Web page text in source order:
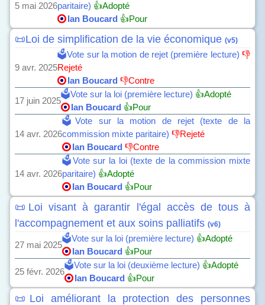
5 mai 2026paritaire) 👍Adopté
Ian Boucard 👍Pour
📜Loi de simplification de la vie économique (v5)
9 avr. 2025
🗳️Vote sur la motion de rejet (première lecture) 👎
Rejeté
Ian Boucard 👎Contre
17 juin 2025
🗳️Vote sur la loi (première lecture) 👍Adopté
Ian Boucard 👍Pour
14 avr. 2026
🗳️Vote sur la motion de rejet (texte de la
commission mixte paritaire) 👎Rejeté
Ian Boucard 👎Contre
14 avr. 2026
🗳️Vote sur la loi (texte de la commission mixte
paritaire) 👍Adopté
Ian Boucard 👍Pour
📜Loi visant à garantir l'égal accès de tous à
l'accompagnement et aux soins palliatifs (v6)
27 mai 2025
🗳️Vote sur la loi (première lecture) 👍Adopté
Ian Boucard 👍Pour
25 févr. 2026
🗳️Vote sur la loi (deuxième lecture) 👍Adopté
Ian Boucard 👍Pour
📜Loi améliorant la protection des personnes